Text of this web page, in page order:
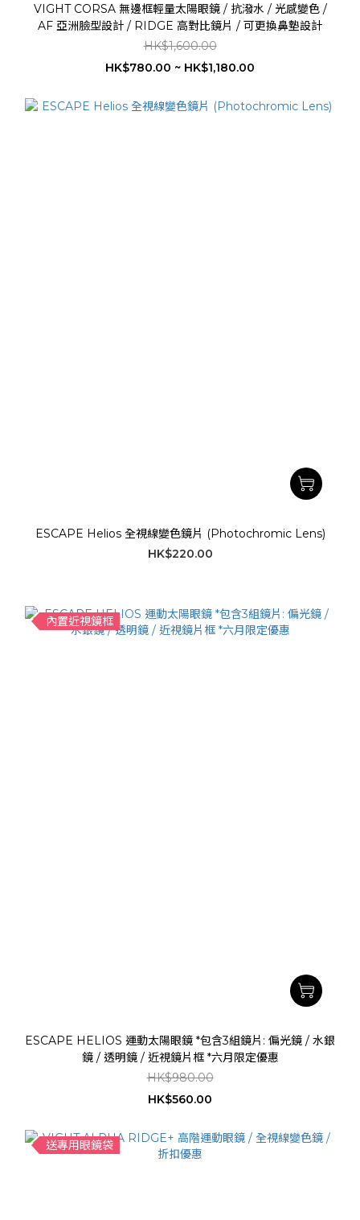
VIGHT CORSA 無邊框輕量太陽眼鏡 / 抗潑水 / 光感變色 /
AF 亞洲臉型設計 / RIDGE 高對比鏡片 / 可更換鼻墊設計
HK$1,600.00
HK$780.00 ~ HK$1,180.00
ESCAPE Helios 全視線變色鏡片 (Photochromic Lens)
HK$220.00
內置近視鏡框
ESCAPE HELIOS 運動太陽眼鏡 *包含3組鏡片: 偏光鏡 / 水銀
鏡 / 透明鏡 / 近視鏡片框 *六月限定優惠
HK$980.00
HK$560.00
送專用眼鏡袋